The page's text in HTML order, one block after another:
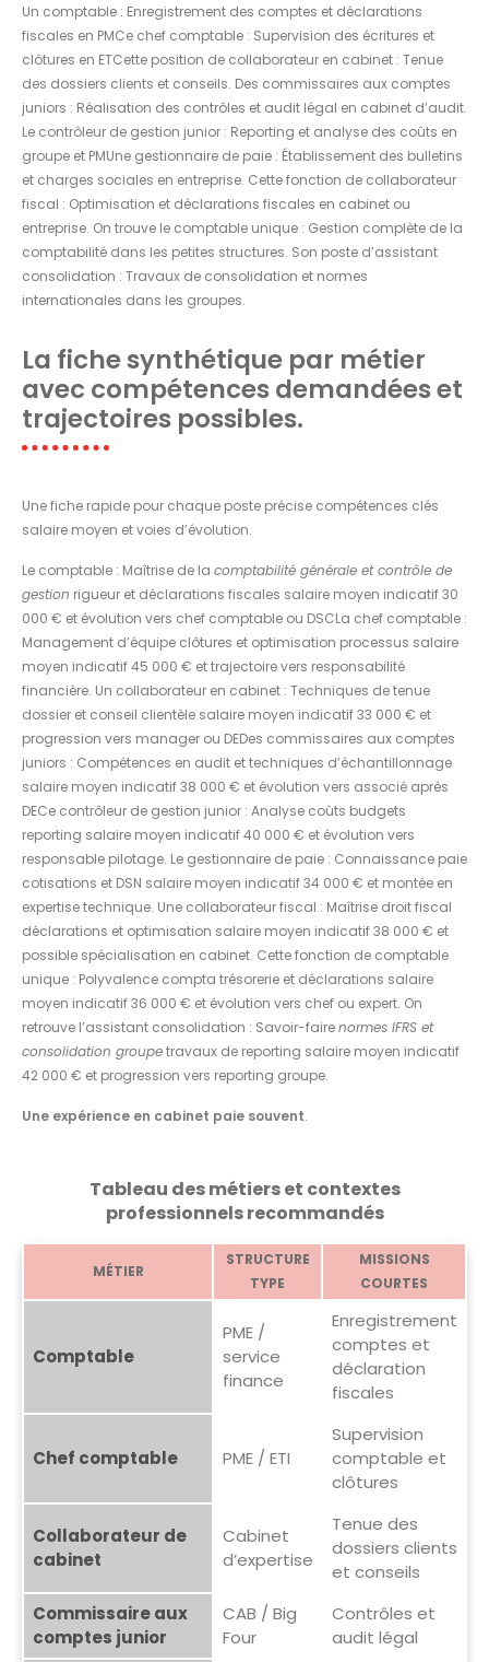
Un comptable : Enregistrement des comptes et déclarations
fiscales en PMCe chef comptable : Supervision des écritures et
clôtures en ETCette position de collaborateur en cabinet : Tenue
des dossiers clients et conseils. Des commissaires aux comptes
juniors : Réalisation des contrôles et audit légal en cabinet d’audit.
Le contrôleur de gestion junior : Reporting et analyse des coûts en
groupe et PMUne gestionnaire de paie : Établissement des bulletins
et charges sociales en entreprise. Cette fonction de collaborateur
fiscal : Optimisation et déclarations fiscales en cabinet ou
entreprise. On trouve le comptable unique : Gestion complète de la
comptabilité dans les petites structures. Son poste d’assistant
consolidation : Travaux de consolidation et normes
internationales dans les groupes.
La fiche synthétique par métier
avec compétences demandées et
trajectoires possibles.
Une fiche rapide pour chaque poste précise compétences clés
salaire moyen et voies d’évolution.
Le comptable : Maîtrise de la comptabilité générale et contrôle de
gestion rigueur et déclarations fiscales salaire moyen indicatif 30
000 € et évolution vers chef comptable ou DSCLa chef comptable :
Management d’équipe clôtures et optimisation processus salaire
moyen indicatif 45 000 € et trajectoire vers responsabilité
financière. Un collaborateur en cabinet : Techniques de tenue
dossier et conseil clientèle salaire moyen indicatif 33 000 € et
progression vers manager ou DEDes commissaires aux comptes
juniors : Compétences en audit et techniques d’échantillonnage
salaire moyen indicatif 38 000 € et évolution vers associé après
DECe contrôleur de gestion junior : Analyse coûts budgets
reporting salaire moyen indicatif 40 000 € et évolution vers
responsable pilotage. Le gestionnaire de paie : Connaissance paie
cotisations et DSN salaire moyen indicatif 34 000 € et montée en
expertise technique. Une collaborateur fiscal : Maîtrise droit fiscal
déclarations et optimisation salaire moyen indicatif 38 000 € et
possible spécialisation en cabinet. Cette fonction de comptable
unique : Polyvalence compta trésorerie et déclarations salaire
moyen indicatif 36 000 € et évolution vers chef ou expert. On
retrouve l’assistant consolidation : Savoir-fairenormes IFRS et
consolidation groupetravaux de reporting salaire moyen indicatif
42 000 € et progression vers reporting groupe.
Une expérience en cabinet paie souvent.
Tableau des métiers et contextes
professionnels recommandés
MÉTIER
STRUCTURE
TYPE
MISSIONS
COURTES
Comptable
PME /
service
finance
Enregistrement
comptes et
déclaration
fiscales
Chef comptable PME / ETI
Supervision
comptable et
clôtures
Collaborateur de
cabinet
Cabinet
d’expertise
Tenue des
dossiers clients
et conseils
Commissaire aux
comptes junior
CAB / Big
Four
Contrôles et
audit légal